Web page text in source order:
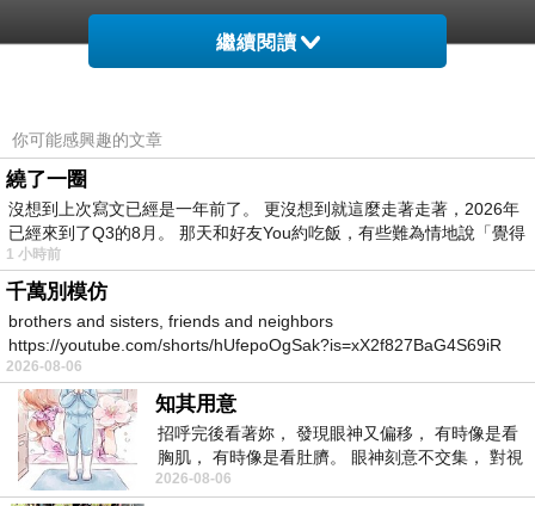
繼續閱讀
你可能感興趣的文章
繞了一圈
沒想到上次寫文已經是一年前了。 更沒想到就這麼走著走著，2026年
已經來到了Q3的8月。 那天和好友You約吃飯，有些難為情地說「覺得
1 小時前
千萬別模仿
brothers and sisters, friends and neighbors
https://youtube.com/shorts/hUfepoOgSak?is=xX2f827BaG4S69iR
https
2026-08-06
知其用意
招呼完後看著妳， 發現眼神又偏移， 有時像是看
胸肌， 有時像是看肚臍。 眼神刻意不交集， 對視
視線不對齊， 讓我很難不
2026-08-06